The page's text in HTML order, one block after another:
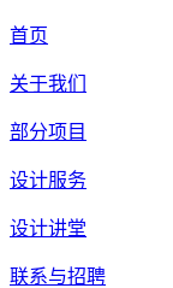
首页
关于我们
部分项目
设计服务
设计讲堂
联系与招聘